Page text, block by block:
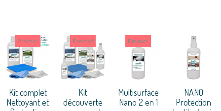
Promo!
Kit complet
Nettoyant et
Promo!
Kit
découverte
Promo!
Multisurface
Nano 2 en 1
NANO
Protection